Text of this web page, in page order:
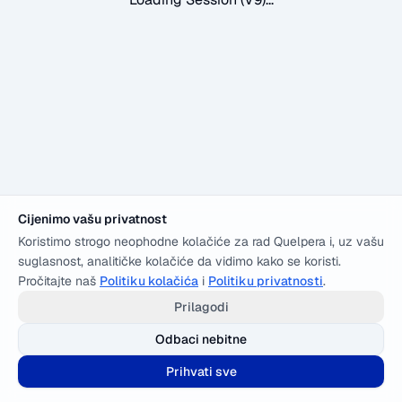
Cijenimo vašu privatnost
Koristimo strogo neophodne kolačiće za rad Quelpera i, uz vašu
suglasnost, analitičke kolačiće da vidimo kako se koristi.
Pročitajte naš Politiku kolačića i Politiku privatnosti.
Prilagodi
Odbaci nebitne
Prihvati sve